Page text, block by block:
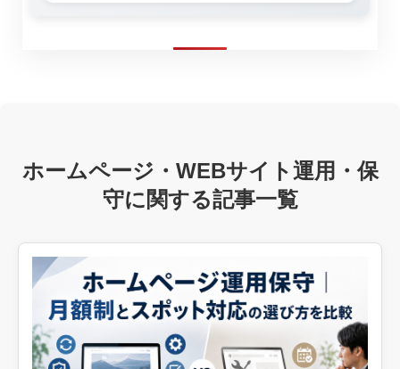
ホームページ・WEBサイト運用・保
守に関する記事一覧